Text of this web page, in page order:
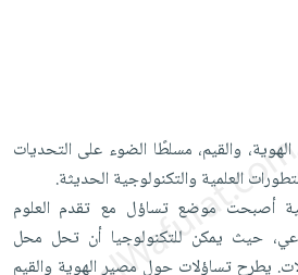
الهوية، والقيم، مسلطًا الضوء على التحديات
العلمية والتكنولوجية الحديثة.​
أصبحت موضع تساؤل مع تقدم العلوم
حيث يمكن للتكنولوجيا أن تحل محل
يطرح تساؤلات حول مصير الهوية والقيم